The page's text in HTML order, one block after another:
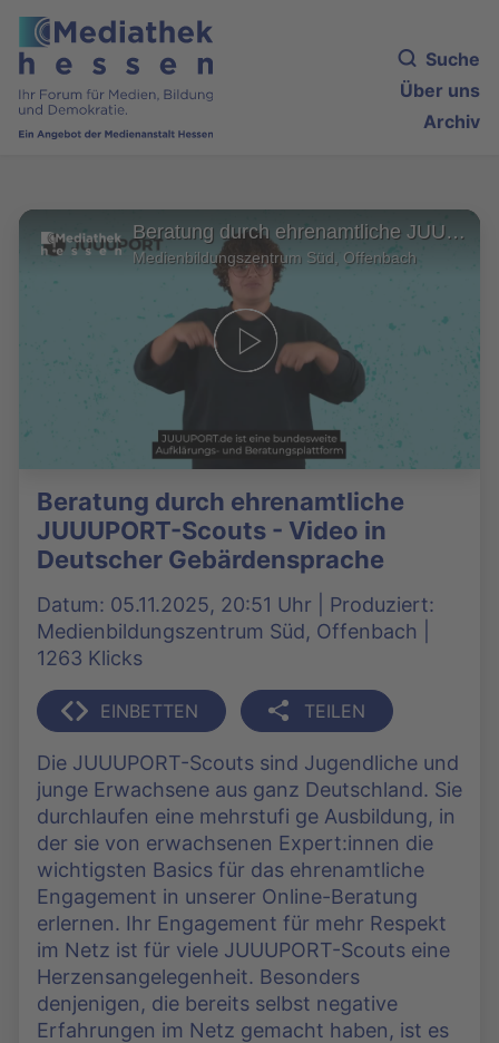
Suche
Über uns
Archiv
Beratung durch ehrenamtliche JUUUPORT-Scouts - Video in Deutscher Gebärdensprache
Medienbildungszentrum Süd, Offenbach
Beratung durch ehrenamtliche
JUUUPORT-Scouts - Video in
Deutscher Gebärdensprache
Datum: 05.11.2025, 20:51 Uhr | Produziert:
Medienbildungszentrum Süd, Offenbach |
1263 Klicks
EINBETTEN TEILEN
Die JUUUPORT-Scouts sind Jugendliche und
junge Erwachsene aus ganz Deutschland. Sie
durchlaufen eine mehrstufi ge Ausbildung, in
der sie von erwachsenen Expert:innen die
wichtigsten Basics für das ehrenamtliche
Engagement in unserer Online-Beratung
erlernen. Ihr Engagement für mehr Respekt
im Netz ist für viele JUUUPORT-Scouts eine
Herzensangelegenheit. Besonders
denjenigen, die bereits selbst negative
Erfahrungen im Netz gemacht haben, ist es